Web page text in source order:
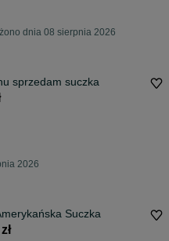
dnia 08 sierpnia 2026
sprzedam suczka
2026
Suczka